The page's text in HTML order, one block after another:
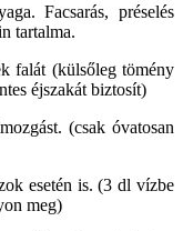
Facsarás, préselés
tartalma.
falát (külsőleg tömény
éjszakát biztosít)
(csak óvatosan
esetén is. (3 dl vízbe
meg)